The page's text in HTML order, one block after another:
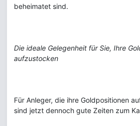
beheimatet sind.
Die ideale Gelegenheit für Sie, Ihre
aufzustocken
Für Anleger, die ihre Goldpositionen
sind jetzt dennoch gute Zeiten zum